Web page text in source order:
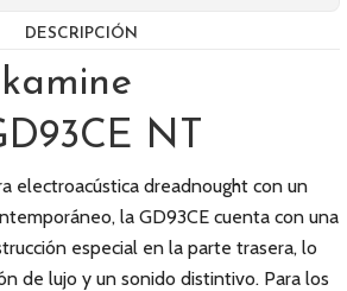
DESCRIPCIÓN
NT
electroacústica dreadnought con un
la GD93CE cuenta con una
especial en la parte trasera, lo
de lujo y un sonido distintivo. Para los